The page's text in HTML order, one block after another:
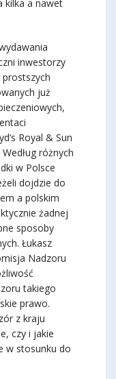
kilka a nawet
inwestorzy
już
Royal & Sun
różnych
w Polsce
dojdzie do
a polskim
żadnej
sposoby
Łukasz
Nadzoru
takiego
prawo.
z kraju
czy i jakie
w stosunku do